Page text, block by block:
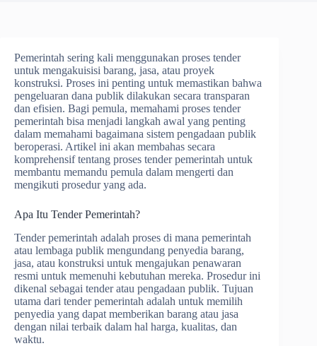
Pemerintah sering kali menggunakan proses tender
untuk mengakuisisi barang, jasa, atau proyek
konstruksi. Proses ini penting untuk memastikan bahwa
pengeluaran dana publik dilakukan secara transparan
dan efisien. Bagi pemula, memahami proses tender
pemerintah bisa menjadi langkah awal yang penting
dalam memahami bagaimana sistem pengadaan publik
beroperasi. Artikel ini akan membahas secara
komprehensif tentang proses tender pemerintah untuk
membantu memandu pemula dalam mengerti dan
mengikuti prosedur yang ada.
Apa Itu Tender Pemerintah?
Tender pemerintah adalah proses di mana pemerintah
atau lembaga publik mengundang penyedia barang,
jasa, atau konstruksi untuk mengajukan penawaran
resmi untuk memenuhi kebutuhan mereka. Prosedur ini
dikenal sebagai tender atau pengadaan publik. Tujuan
utama dari tender pemerintah adalah untuk memilih
penyedia yang dapat memberikan barang atau jasa
dengan nilai terbaik dalam hal harga, kualitas, dan
waktu.